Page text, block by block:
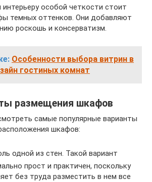
особой четкости стоит
темных оттенков. Они добавляют
роскошь и консерватизм.
Особенности выбора витрин в
гостиных комнат
размещения шкафов
самые популярные варианты
шкафов:
одной из стен. Такой вариант
прост и практичен, поскольку
без труда разместить в нем все